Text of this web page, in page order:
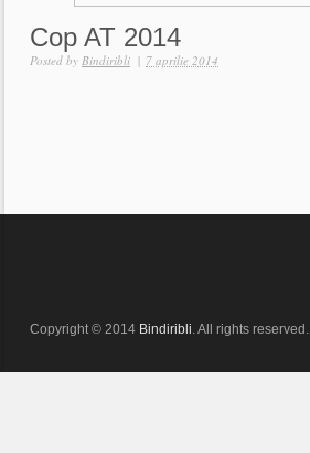
Cop AT 2014
Posted by Bindiribli | 7 aprilie 2014
Copyright © 2014 Bindiribli. All rights reserved.